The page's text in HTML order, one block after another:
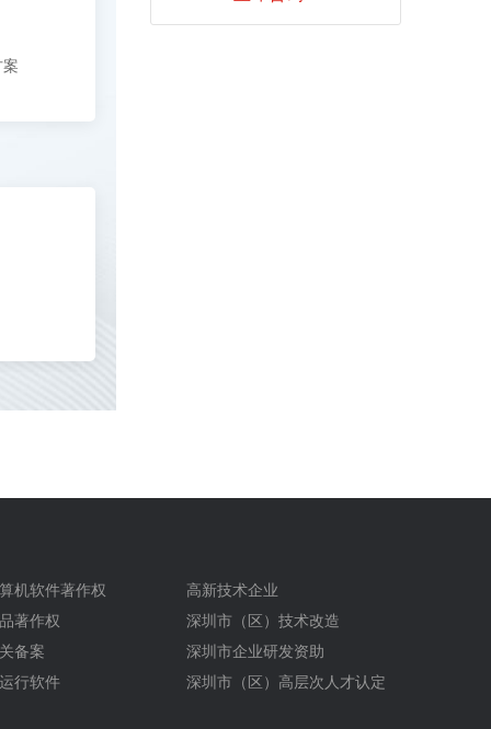
机软件著作权
著作权
备案
行软件
高新技术企业
深圳市（区）技术改造
深圳市企业研发资助
深圳市（区）高层次人才认定